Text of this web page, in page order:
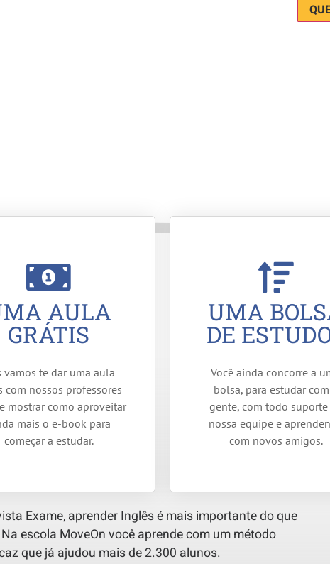
AULA
GRÁTIS
vamos te dar uma aula
com nossos professores
mostrar como aproveitar
mais o e-book para
começar a estudar.
UMA
DE
Você ainda concorre a
bolsa, para estudar
gente, com todo
nossa equipe e
com novos amigos.
Exame, aprender Inglês é mais importante do que
escola MoveOn você aprende com um método
que já ajudou mais de 2.300 alunos.